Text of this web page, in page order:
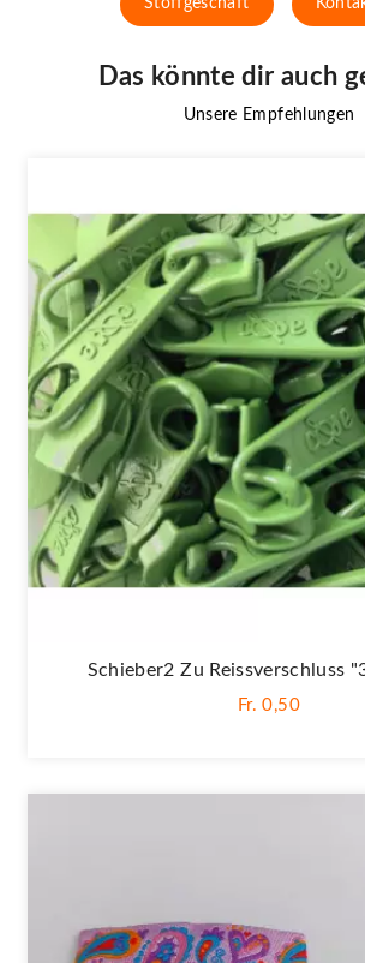
Das könnte dir auch
Unsere Empfehlungen
Schieber2 Zu Reissverschluss
Fr. 0,50